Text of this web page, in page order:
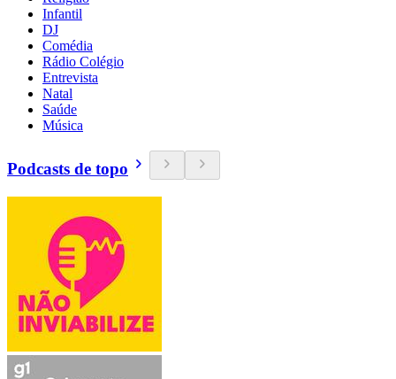
Infantil
DJ
Comédia
Rádio Colégio
Entrevista
Natal
Saúde
Música
Podcasts de topo